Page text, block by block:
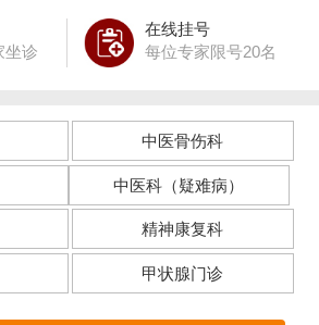
坐诊
在线挂号
每位专家限号20名
中医骨伤科
中医科（疑难病）
精神康复科
甲状腺门诊